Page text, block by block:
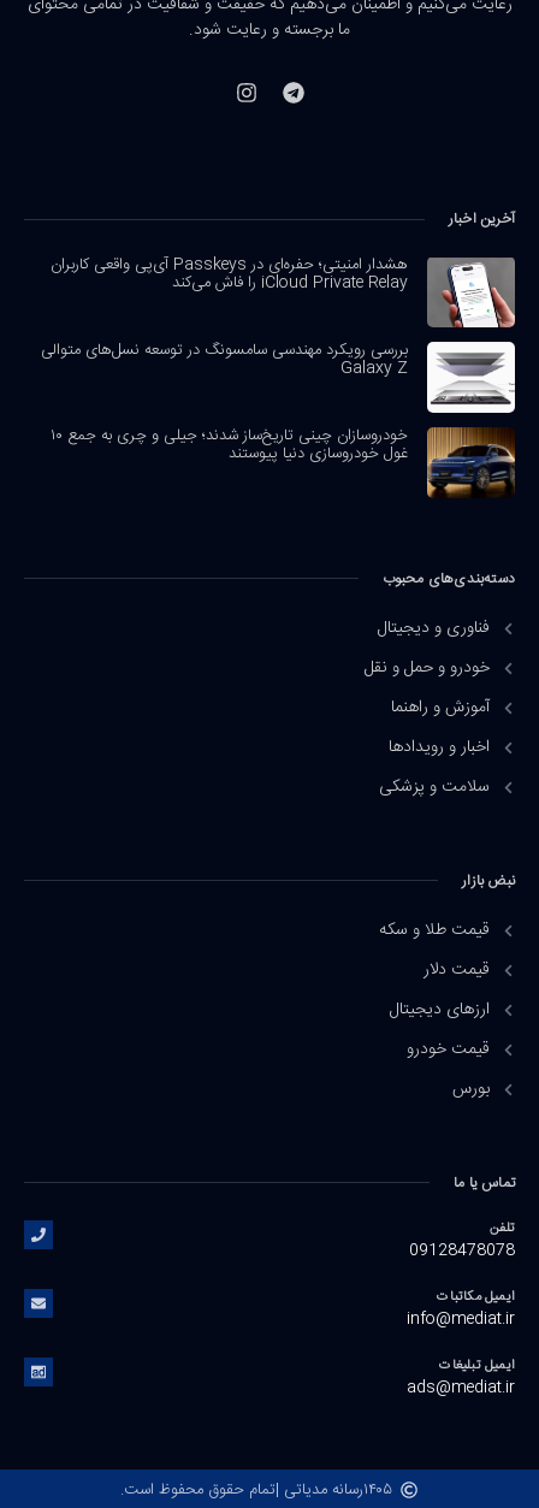
ما برجسته و رعایت شود.
آخرین اخبار
هشدار امنیتی؛ حفره‌ای در Passkeys آی‌پی واقعی کاربران
iCloud Private Relay را فاش می‌کند
بررسی رویکرد مهندسی سامسونگ در توسعه نسل‌های متوالی
Galaxy Z
خودروسازان چینی تاریخ‌ساز شدند؛ جیلی و چری به جمع ۱۰
غول خودروسازی دنیا پیوستند
دسته‌بندی‌های محبوب
فناوری و دیجیتال
خودرو و حمل و نقل
آموزش و راهنما
اخبار و رویدادها
سلامت و پزشکی
نبض بازار
قیمت طلا و سکه
قیمت دلار
ارزهای دیجیتال
قیمت خودرو
بورس
تماس یا ما
تلفن
09128478078
ایمیل مکاتبات
info@mediat.ir
ایمیل تبلیغات
ads@mediat.ir
۱۴۰۵رسانه مدیاتی |تمام حقوق محفوظ است.